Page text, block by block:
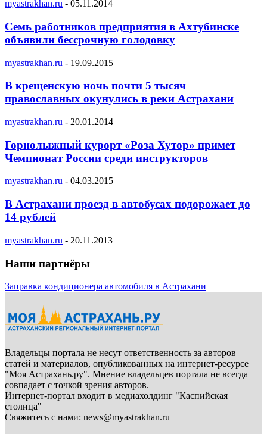
myastrakhan.ru - 05.11.2014
Семь работников предприятия в Ахтубинске
объявили бессрочную голодовку
myastrakhan.ru - 19.09.2015
В крещенскую ночь почти 5 тысяч
православных окунулись в реки Астрахани
myastrakhan.ru - 20.01.2014
Горнолыжный курорт «Роза Хутор» примет
Чемпионат России среди инструкторов
myastrakhan.ru - 04.03.2015
В Астрахани проезд в автобусах подорожает до
14 рублей
myastrakhan.ru - 20.11.2013
Наши партнёры
Заправка кондиционера автомобиля в Астрахани
Владельцы портала не несут ответственность за авторов
статей и материалов, опубликованных на интернет-ресурсе
"Моя Астрахань.ру". Мнение владельцев портала не всегда
совпадает с точкой зрения авторов.
Интернет-портал входит в медиахолдинг "Каспийская
столица"
Свяжитесь с нами: news@myastrakhan.ru